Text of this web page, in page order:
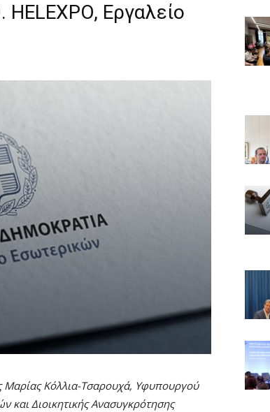
Εργαλείο
Μαρίας Κόλλια-Τσαρουχά, Υφυπουργού
και Διοικητικής Ανασυγκρότησης